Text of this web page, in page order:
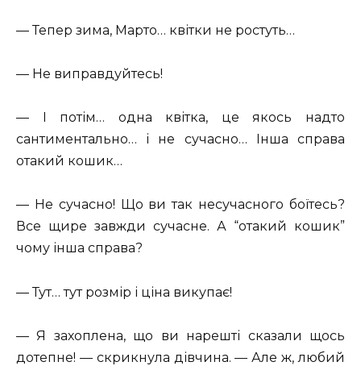
— Тепер зима, Марто… квітки не ростуть…
— Не виправдуйтесь!
— І потім… одна квітка, це якось надто
сантиментально… і не сучасно… Інша справа
отакий кошик…
— Не сучасно! Що ви так несучасного боїтесь?
Все щире завжди сучасне. А “отакий кошик”
чому інша справа?
— Тут… тут розмір і ціна викупає!
— Я захоплена, що ви нарешті сказали щось
дотепне! — скрикнула дівчина. — Але ж, любий